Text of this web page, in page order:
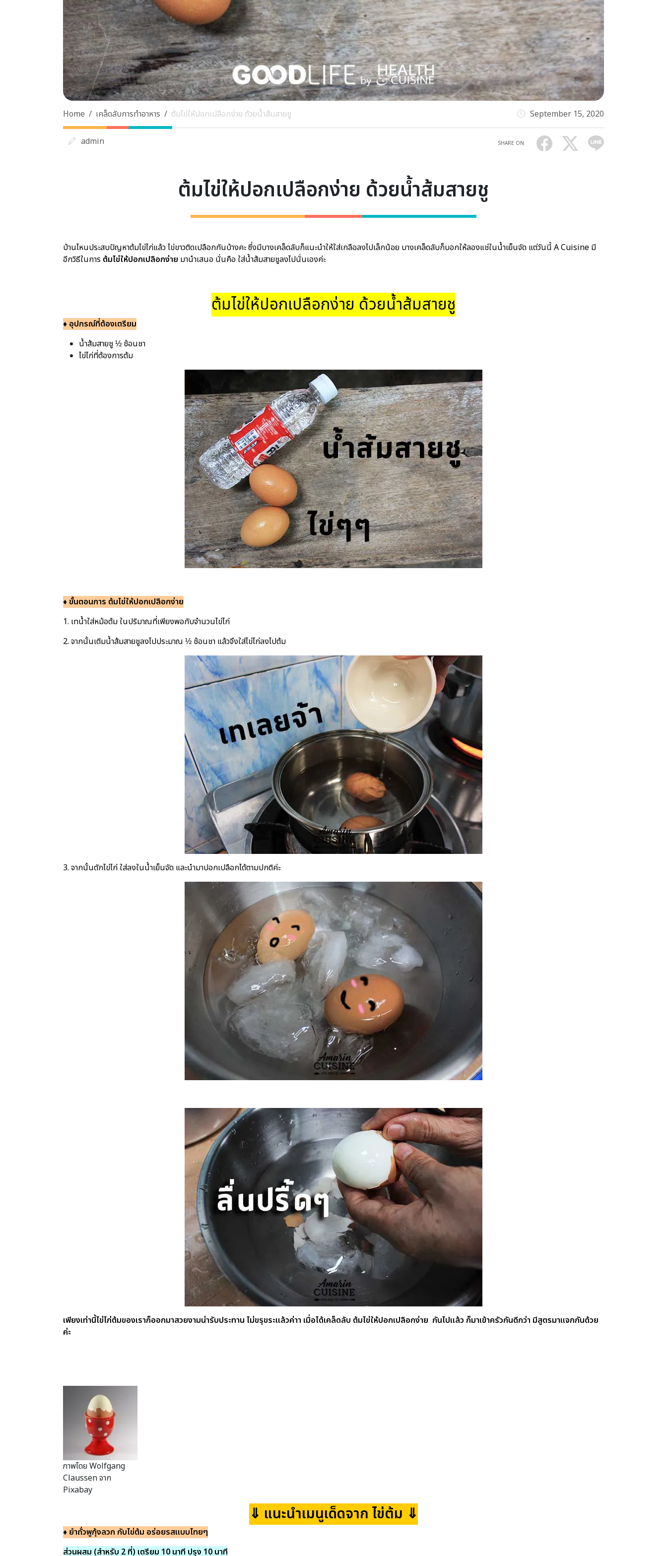
Home เคล็ดลับการทำอาหาร ต้มไข่ให้ปอกเปลือกง่าย ด้วยน้ำส้มสายชู September 15, 2020
admin SHARE ON
ต้มไข่ให้ปอกเปลือกง่าย ด้วยน้ำส้มสายชู
บ้านไหนประสบปัญหาต้มไข่ไก่แล้ว ไข่ขาวติดเปลือกกันบ้างคะ ซึ่งมีบางเคล็ดลับก็แนะนำให้ใส่เกลือลงไปเล็กน้อย บางเคล็ดลับก็บอกให้ลองแช่ในน้ำเย็นจัด แต่วันนี้ A Cuisine มี
อีกวิธีในการ ต้มไข่ให้ปอกเปลือกง่าย มานำเสนอ นั่นคือ ใส่น้ำส้มสายชูลงไปนั่นเองค่ะ
ต้มไข่ให้ปอกเปลือกง่าย ด้วยน้ำส้มสายชู
♦ อุปกรณ์ที่ต้องเตรียม
น้ำส้มสายชู ½ ช้อนชา
ไข่ไก่ที่ต้องการต้ม
♦ ขั้นตอนการ ต้มไข่ให้ปอกเปลือกง่าย
1. เทน้ำใส่หม้อต้ม ในปริมาณที่เพียงพอกับจำนวนไข่ไก่
2. จากนั้นเติมน้ำส้มสายชูลงไปประมาณ ½ ช้อนชา แล้วจึงใส่ไข่ไก่ลงไปต้ม
3. จากนั้นตักไข่ไก่ ใส่ลงในน้ำเย็นจัด และนำมาปอกเปลือกได้ตามปกติค่ะ
เพียงเท่านี้ไข่ไก่ต้มของเราก็ออกมาสวยงามน่ารับประทาน ไม่ขรุขระแล้วค่าา เมื่อได้เคล็ดลับ ต้มไข่ให้ปอกเปลือกง่าย กันไปแล้ว ก็มาเข้าครัวกันดีกว่า มีสูตรมาแจกกันด้วย
ค่ะ
ภาพโดย Wolfgang
Claussen จาก
Pixabay
⇓ แนะนำเมนูเด็ดจาก ไข่ต้ม ⇓
♦ ยำถั่วพูกุ้งลวก กับไข่ต้ม อร่อยรสแบบไทยๆ
ส่วนผสม (สำหรับ 2 ที่) เตรียม 10 นาที ปรุง 10 นาที